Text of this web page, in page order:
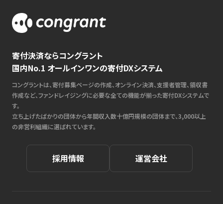
寄付決済ならコングラント
国内No.1 オールインワンの寄付DXシステム
コングラントは、寄付募集ページの作成、オンライン決済、支援者管理、領収書
作成など、ファンドレイジングに必要な全ての機能が揃った寄付DXシステムで
す。
立ち上げたばかりの団体から年間収入数十億円規模の団体まで、3,000以上
の非営利組織に選ばれています。
採用情報 運営会社